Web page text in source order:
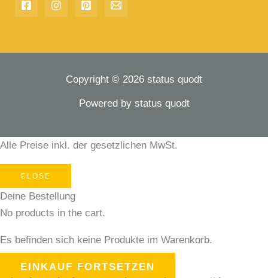
Copyright © 2026 status quodt
Powered by status quodt
Alle Preise inkl. der gesetzlichen MwSt.
CLOSE
Deine Bestellung
No products in the cart.
Es befinden sich keine Produkte im Warenkorb.
EINKAUF FORTSETZEN